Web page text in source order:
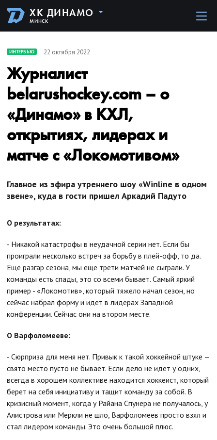
ХК ДИНАМО
МИНСК
ИНТЕРВЬЮ 22 октября 2022
Журналист
belarushockey.com – о
«Динамо» в КХЛ,
открытиях, лидерах и
матче с «Локомотивом»
Главное из эфира утреннего шоу «Winline в одном
звене», куда в гости пришел Аркадий Падуто
О результатах:
- Никакой катастрофы в неудачной серии нет. Если бы
проиграли несколько встреч за борьбу в плей-офф, то да.
Еще разгар сезона, мы еще трети матчей не сыграли. У
команды есть спады, это со всеми бывает. Самый яркий
пример - «Локомотив», который тяжело начал сезон, но
сейчас набрал форму и идет в лидерах Западной
конференции. Сейчас они на втором месте.
О Варфоломееве:
- Сюрприза для меня нет. Привык к такой хоккейной штуке —
свято место пусто не бывает. Если дело не идет у одних,
всегда в хорошем коллективе находится хоккеист, который
берет на себя инициативу и тащит команду за собой. В
кризисный момент, когда у Райана Спунера не получалось, у
Алистрова или Меркли не шло, Варфоломеев просто взял и
стал лидером команды. Это очень большой плюс.